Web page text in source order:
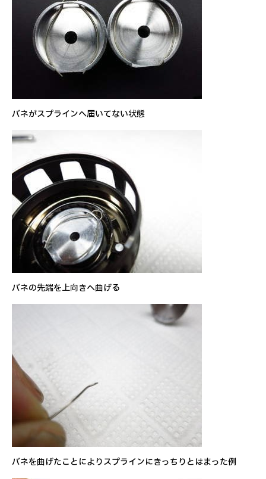
バネがスプラインへ届いてない状態
バネの先端を上向きへ曲げる
バネを曲げたことによりスプラインにきっちりとはまった例